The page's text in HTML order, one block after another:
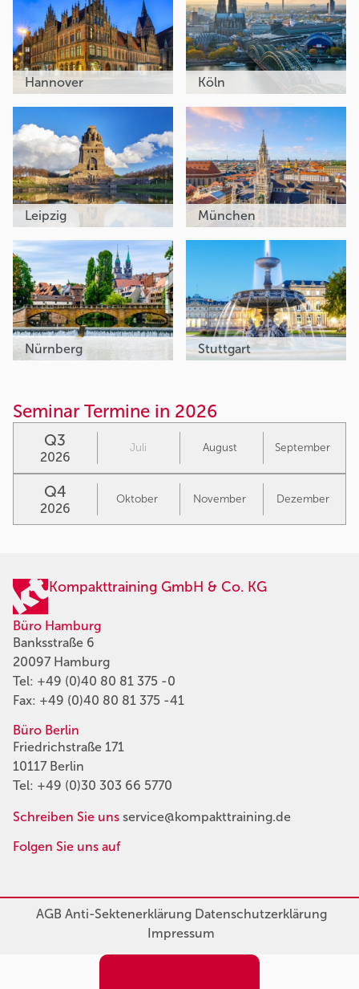
Hannover Köln
Leipzig München
Nürnberg Stuttgart
Seminar Termine in 2026
Q3
2026
Juli August September
Q4
2026
Oktober November Dezember
Kompakttraining GmbH & Co. KG
Büro Hamburg
Banksstraße 6
20097 Hamburg
Tel: +49 (0)40 80 81 375 -0
Fax: +49 (0)40 80 81 375 -41
Büro Berlin
Friedrichstraße 171
10117 Berlin
Tel: +49 (0)30 303 66 5770
Schreiben Sie uns service@kompakttraining.de
Folgen Sie uns auf
AGBAnti-SektenerklärungDatenschutzerklärung
Impressum